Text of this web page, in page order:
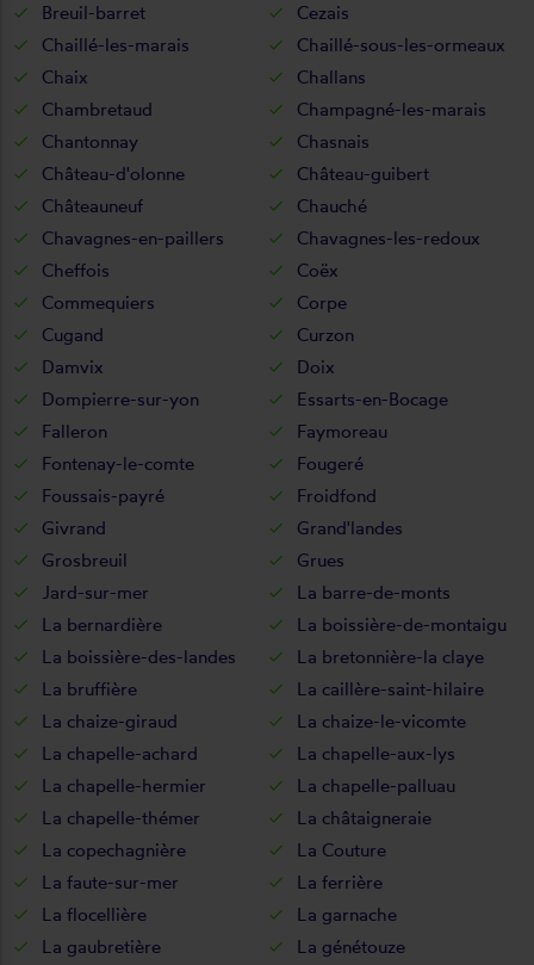
Breuil-barret
Cezais
Chaillé-les-marais
Chaillé-sous-les-ormeaux
Chaix
Challans
Chambretaud
Champagné-les-marais
Chantonnay
Chasnais
Château-d'olonne
Château-guibert
Châteauneuf
Chauché
Chavagnes-en-paillers
Chavagnes-les-redoux
Cheffois
Coëx
Commequiers
Corpe
Cugand
Curzon
Damvix
Doix
Dompierre-sur-yon
Essarts-en-Bocage
Falleron
Faymoreau
Fontenay-le-comte
Fougeré
Foussais-payré
Froidfond
Givrand
Grand'landes
Grosbreuil
Grues
Jard-sur-mer
La barre-de-monts
La bernardière
La boissière-de-montaigu
La boissière-des-landes
La bretonnière-la claye
La bruffière
La caillère-saint-hilaire
La chaize-giraud
La chaize-le-vicomte
La chapelle-achard
La chapelle-aux-lys
La chapelle-hermier
La chapelle-palluau
La chapelle-thémer
La châtaigneraie
La copechagnière
La Couture
La faute-sur-mer
La ferrière
La flocellière
La garnache
La gaubretière
La génétouze